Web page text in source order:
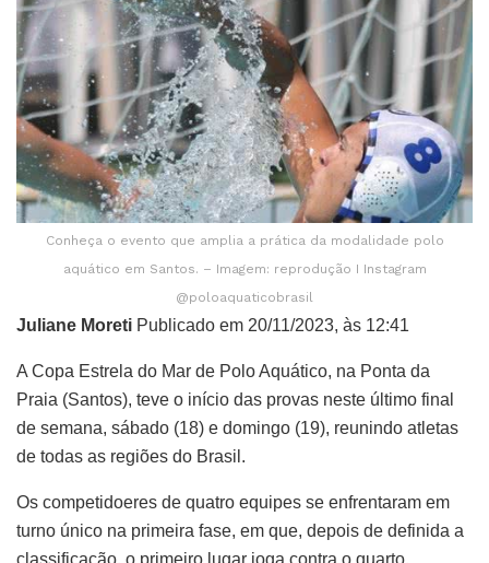
Conheça o evento que amplia a prática da modalidade polo
aquático em Santos. – Imagem: reprodução I Instagram
@poloaquaticobrasil
Juliane Moreti Publicado em 20/11/2023, às 12:41
A Copa Estrela do Mar de Polo Aquático, na Ponta da
Praia (Santos), teve o início das provas neste último final
de semana, sábado (18) e domingo (19), reunindo atletas
de todas as regiões do Brasil.
Os competidoeres de quatro equipes se enfrentaram em
turno único na primeira fase, em que, depois de definida a
classificação, o primeiro lugar joga contra o quarto,